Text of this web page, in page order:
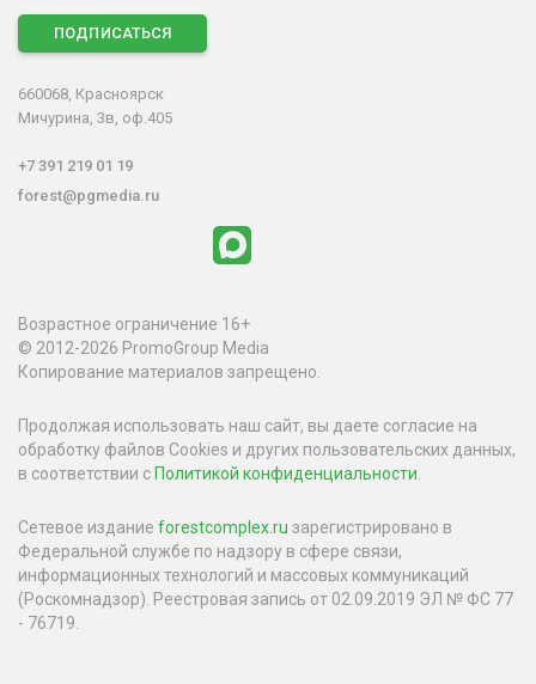
ПОДПИСАТЬСЯ
660068, Красноярск
Мичурина, 3в, оф.405
+7 391 219 01 19
forest@pgmedia.ru
Возрастное ограничение 16+
© 2012-2026 PromoGroup Media
Копирование материалов запрещено.
Продолжая использовать наш сайт, вы даете согласие на
обработку файлов Cookies и других пользовательских данных,
в соответствии с Политикой конфиденциальности.
Сетевое издание forestcomplex.ru зарегистрировано в
Федеральной службе по надзору в сфере связи,
информационных технологий и массовых коммуникаций
(Роскомнадзор). Реестровая запись от 02.09.2019 ЭЛ № ФС 77
- 76719.